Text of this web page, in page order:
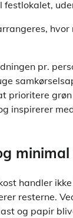
pr.
prioritere
inspirerer
handler
resterne.
og papir